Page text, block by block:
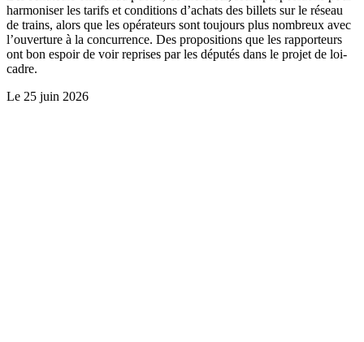
harmoniser les tarifs et conditions d’achats des billets sur le réseau
de trains, alors que les opérateurs sont toujours plus nombreux avec
l’ouverture à la concurrence. Des propositions que les rapporteurs
ont bon espoir de voir reprises par les députés dans le projet de loi-
cadre.
Le 25 juin 2026